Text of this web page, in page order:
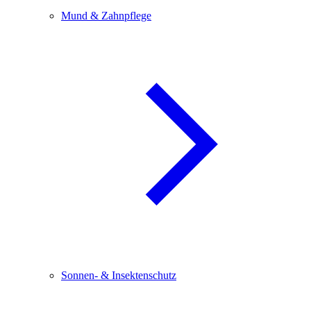
Mund & Zahnpflege
Sonnen- & Insektenschutz